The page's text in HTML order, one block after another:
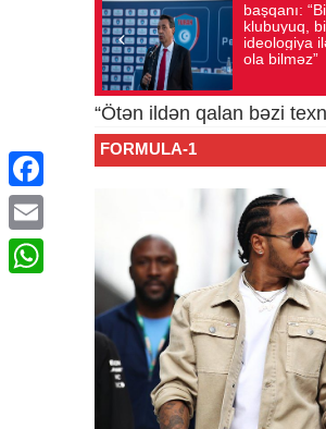
başqanı: “Biz
klubuyuq,
ideologiya ilə
ola bilməz”
“Ötən ildən qalan bəzi
FORMULA-1
Facebook
Email